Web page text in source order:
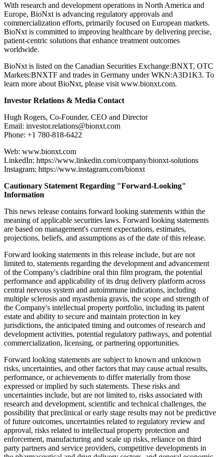
With research and development operations in North America and
Europe, BioNxt is advancing regulatory approvals and
commercialization efforts, primarily focused on European markets.
BioNxt is committed to improving healthcare by delivering precise,
patient-centric solutions that enhance treatment outcomes
worldwide.
BioNxt is listed on the Canadian Securities Exchange:BNXT, OTC
Markets:BNXTF and trades in Germany under WKN:A3D1K3. To
learn more about BioNxt, please visit www.bionxt.com.
Investor Relations & Media Contact
Hugh Rogers, Co-Founder, CEO and Director
Email: investor.relations@bionxt.com
Phone: +1 780-818-6422
Web: www.bionxt.com
LinkedIn: https://www.linkedin.com/company/bionxt-solutions
Instagram: https://www.instagram.com/bionxt
Cautionary Statement Regarding "Forward-Looking"
Information
This news release contains forward looking statements within the
meaning of applicable securities laws. Forward looking statements
are based on management's current expectations, estimates,
projections, beliefs, and assumptions as of the date of this release.
Forward looking statements in this release include, but are not
limited to, statements regarding the development and advancement
of the Company's cladribine oral thin film program, the potential
performance and applicability of its drug delivery platform across
central nervous system and autoimmune indications, including
multiple sclerosis and myasthenia gravis, the scope and strength of
the Company's intellectual property portfolio, including its patent
estate and ability to secure and maintain protection in key
jurisdictions, the anticipated timing and outcomes of research and
development activities, potential regulatory pathways, and potential
commercialization, licensing, or partnering opportunities.
Forward looking statements are subject to known and unknown
risks, uncertainties, and other factors that may cause actual results,
performance, or achievements to differ materially from those
expressed or implied by such statements. These risks and
uncertainties include, but are not limited to, risks associated with
research and development, scientific and technical challenges, the
possibility that preclinical or early stage results may not be predictive
of future outcomes, uncertainties related to regulatory review and
approval, risks related to intellectual property protection and
enforcement, manufacturing and scale up risks, reliance on third
party partners and service providers, competitive developments in